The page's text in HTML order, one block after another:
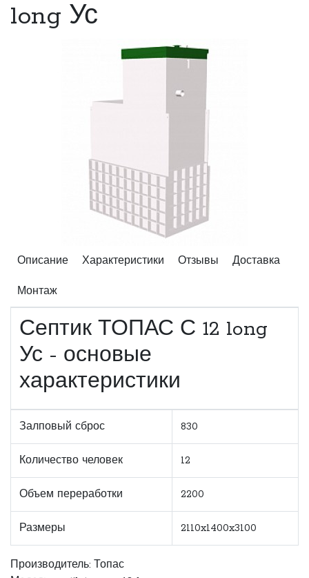
long Ус
Описание Характеристики Отзывы Доставка
Монтаж
Септик ТОПАС С 12 long
Ус - основые
характеристики
Залповый сброс 830
Количество человек 12
Объем переработки 2200
Размеры 2110x1400x3100
Производитель: Топас